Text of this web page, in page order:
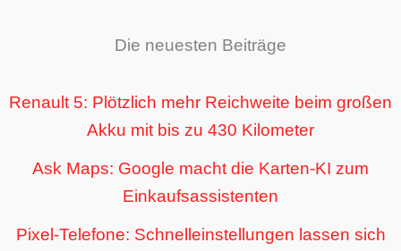
Die neuesten Beiträge
Renault 5: Plötzlich mehr Reichweite beim großen
Akku mit bis zu 430 Kilometer
Ask Maps: Google macht die Karten-KI zum
Einkaufsassistenten
Pixel-Telefone: Schnelleinstellungen lassen sich